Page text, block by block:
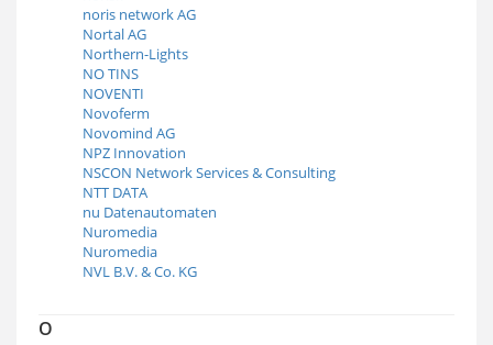
noris network AG
Nortal AG
Northern-Lights
NO TINS
NOVENTI
Novoferm
Novomind AG
NPZ Innovation
NSCON Network Services & Consulting
NTT DATA
nu Datenautomaten
Nuromedia
Nuromedia
NVL B.V. & Co. KG
O